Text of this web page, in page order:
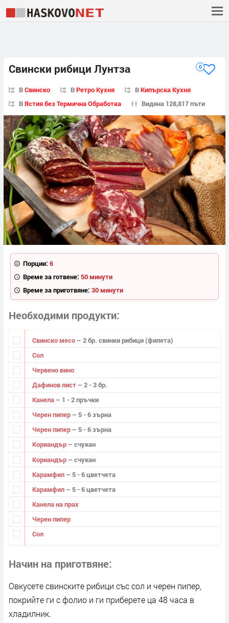
Свински рибици Лунтза 0
ВСвинско ВРетро Кухня ВКипърска Кухня
ВЯстия без Термична Обработка Видяна 128,817 пъти
Порции: 6
Време за готвене: 50 минути
Време за приготвяне: 30 минути
Необходими продукти
Свинско месо – 2 бр. свинки рибици (филета)
Сол
Червено вино
Дафинов лист – 2 - 3 бр.
Канела – 1 - 2 пръчки
Черен пипер – 5 - 6 зърна
Черен пипер – 5 - 6 зърна
Кориандър – счукан
Кориандър – счукан
Карамфил – 5 - 6 цветчета
Карамфил – 5 - 6 цветчета
Канела на прах
Черен пипер
Сол
Начин на приготвяне
Овкусете свинските рибици със сол и черен пипер,
покрийте ги с фолио и ги приберете ца 48 часа в
хладилник.